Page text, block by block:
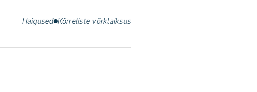
Haigused Kõrreliste võrklaiksus